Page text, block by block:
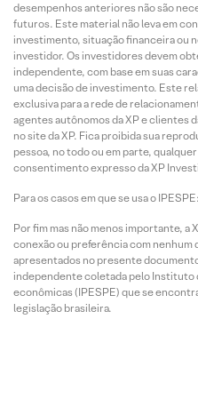
desempenhos anteriores não são
futuros. Este material não leva em
investimento, situação financeira ou
investidor. Os investidores devem
independente, com base em suas
uma decisão de investimento. Este
exclusiva para a rede de
agentes autônomos da XP e clientes
no site da XP. Fica proibida sua
pessoa, no todo ou em parte,
consentimento expresso da XP
Para os casos em que se usa o IPESPE:
Por fim mas não menos importante, a
conexão ou preferência com
apresentados no presente
independente coletada pelo Instituto
econômicas (IPESPE) que se
legislação brasileira.